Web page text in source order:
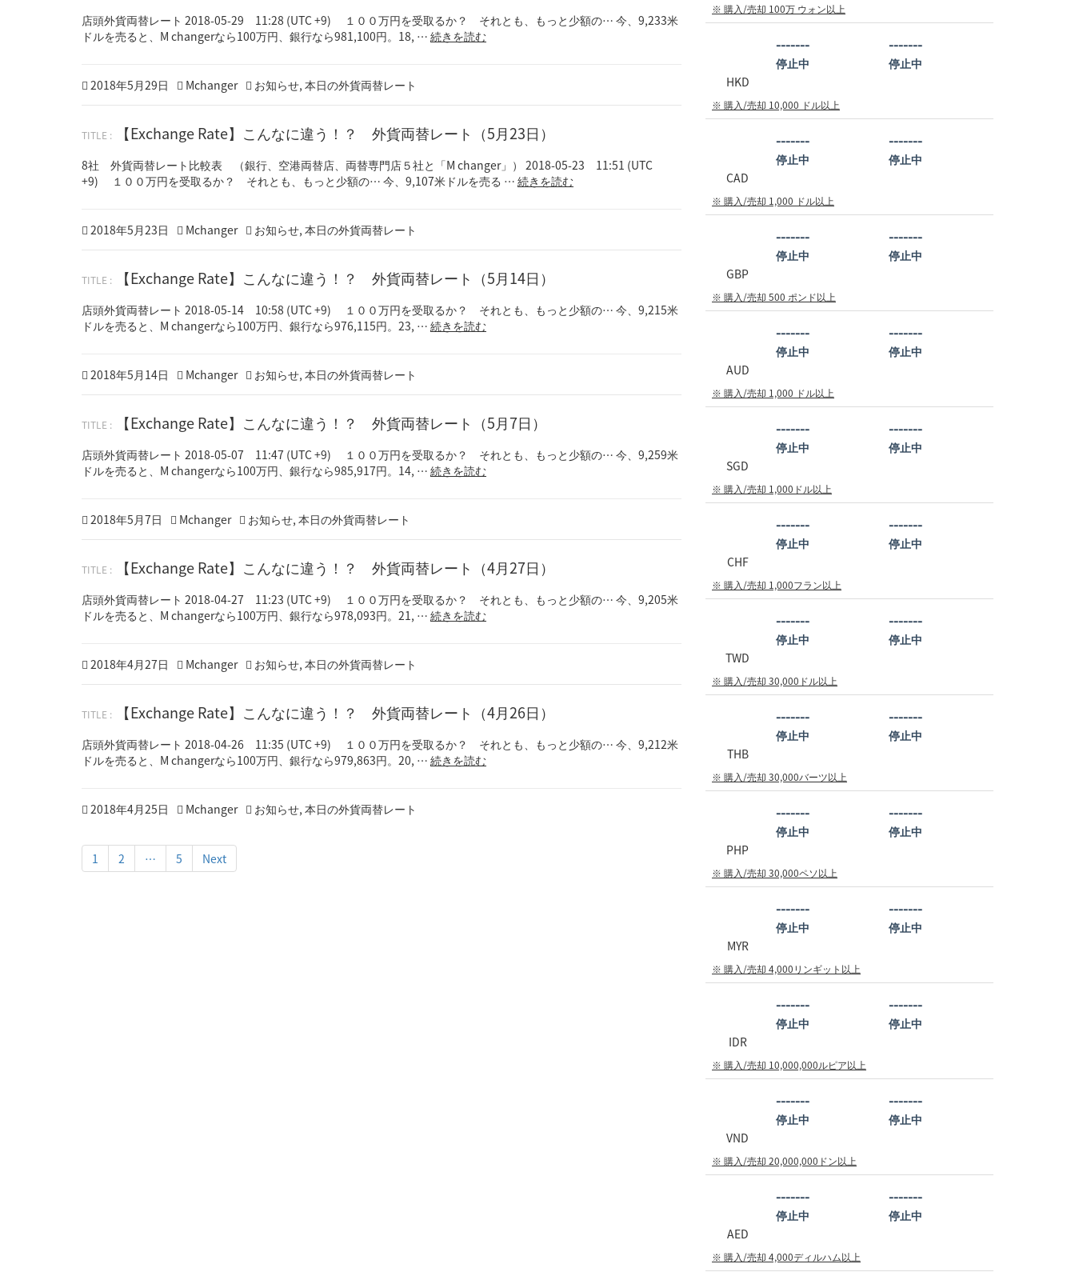
店頭外貨両替レート 2018-05-29 11:28 (UTC +9) １００万円を受取るか？ それとも、もっと少額の… 今、9,233米
ドルを売ると、M changerなら100万円、銀行なら981,100円。18, … 続きを読む
Posted
2018年5月29日
8
1
0
Author
Mchanger Categories
お知らせ, 本日の外貨両替レート
【Exchange Rate】こんなに違う！？ 外貨両替レート（5月23日）
8社 外貨両替レート比較表 （銀行、空港両替店、両替専門店５社と「M changer」） 2018-05-23 11:51 (UTC
+9) １００万円を受取るか？ それとも、もっと少額の… 今、9,107米ドルを売る … 続きを読む
Posted
2018年5月23日 Author
Mchanger Categories
お知らせ, 本日の外貨両替レート
【Exchange Rate】こんなに違う！？ 外貨両替レート（5月14日）
店頭外貨両替レート 2018-05-14 10:58 (UTC +9) １００万円を受取るか？ それとも、もっと少額の… 今、9,215米
ドルを売ると、M changerなら100万円、銀行なら976,115円。23, … 続きを読む
Posted
2018年5月14日 Author
Mchanger Categories
お知らせ, 本日の外貨両替レート
【Exchange Rate】こんなに違う！？ 外貨両替レート（5月7日）
店頭外貨両替レート 2018-05-07 11:47 (UTC +9) １００万円を受取るか？ それとも、もっと少額の… 今、9,259米
ドルを売ると、M changerなら100万円、銀行なら985,917円。14, … 続きを読む
Posted
2018年5月7日
8
5
月
Author
Mchanger Categories
お知らせ, 本日の外貨両替レート
【Exchange Rate】こんなに違う！？ 外貨両替レート（4月27日）
店頭外貨両替レート 2018-04-27 11:23 (UTC +9) １００万円を受取るか？ それとも、もっと少額の… 今、9,205米
ドルを売ると、M changerなら100万円、銀行なら978,093円。21, … 続きを読む
Posted
2018年4月27日 Author
Mchanger Categories
お知らせ, 本日の外貨両替レート
【Exchange Rate】こんなに違う！？ 外貨両替レート（4月26日）
店頭外貨両替レート 2018-04-26 11:35 (UTC +9) １００万円を受取るか？ それとも、もっと少額の… 今、9,212米
ドルを売ると、M changerなら100万円、銀行なら979,863円。20, … 続きを読む
Posted
2018年4月25日
年
Author
Mchanger Categories
お知らせ, 本日の外貨両替レート
1 2 … 5 Next
※ 購入/売却 100万 ウォン以上
HKD
-------
停止中
-------
停止中
※ 購入/売却 10,000 ドル以上
CAD
-------
停止中
-------
停止中
※ 購入/売却 1,000 ドル以上
GBP
-------
停止中
-------
停止中
※ 購入/売却 500 ポンド以上
AUD
-------
停止中
-------
停止中
※ 購入/売却 1,000 ドル以上
SGD
-------
停止中
-------
停止中
※ 購入/売却 1,000ドル以上
CHF
-------
停止中
-------
停止中
※ 購入/売却 1,000フラン以上
TWD
-------
停止中
-------
停止中
※ 購入/売却 30,000ドル以上
THB
-------
停止中
-------
停止中
※ 購入/売却 30,000バーツ以上
PHP
-------
停止中
-------
停止中
※ 購入/売却 30,000ペソ以上
MYR
-------
停止中
-------
停止中
※ 購入/売却 4,000リンギット以上
IDR
-------
停止中
-------
停止中
※ 購入/売却 10,000,000ルピア以上
VND
-------
停止中
-------
停止中
※ 購入/売却 20,000,000ドン以上
AED
-------
停止中
-------
停止中
※ 購入/売却 4,000ディルハム以上